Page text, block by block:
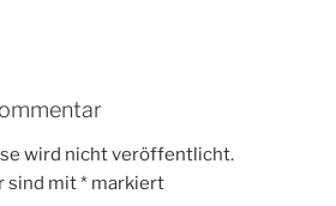
wird nicht veröffentlicht.
sind mit* markiert